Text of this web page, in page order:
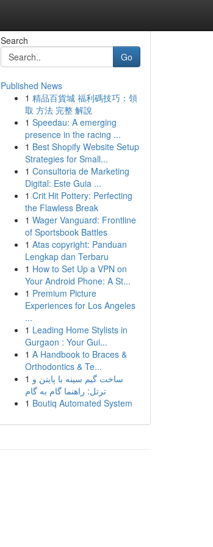
Search
Go
Published News
1 精品百貨城 福利碼技巧：領
取 方法 完整 解說
1 Speedau: A emerging
presence in the racing ...
1 Best Shopify Website Setup
Strategies for Small...
1 Consultoria de Marketing
Digital: Este Guia ...
1 Crit Hit Pottery: Perfecting
the Flawless Break
1 Wager Vanguard: Frontline
of Sportsbook Battles
1 Atas copyright: Panduan
Lengkap dan Terbaru
1 How to Set Up a VPN on
Your Android Phone: A St...
1 Premium Picture
Experiences for Los Angeles
...
1 Leading Home Stylists in
Gurgaon : Your Gui...
1 A Handbook to Braces &
Orthodontics & Te...
1 ساخت گیم سینه با پایتن و
ترتل: راهنما گام به گام
1 Boutiq Automated System